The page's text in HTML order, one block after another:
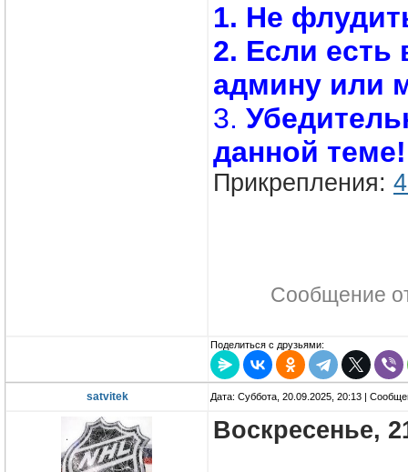
1. Не
2. Если есть
админу или
3.
данной теме!
Прикрепления:
Сообщение
Поделиться с друзьями:
satvitek Дата: Суббота, 20.09.2025, 20:13 |
Воскресенье,